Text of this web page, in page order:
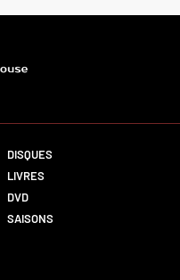
DISQUES
LIVRES
DVD
SAISONS